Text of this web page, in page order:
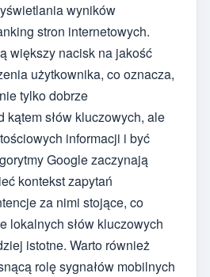
wyników
stron internetowych.
większy nacisk na jakość
użytkownika, co oznacza,
tylko dobrze
kątem słów kluczowych, ale
informacji i być
Google zaczynają
kontekst zapytań
za nimi stojące, co
lokalnych słów kluczowych
istotne. Warto również
rolę sygnałów mobilnych